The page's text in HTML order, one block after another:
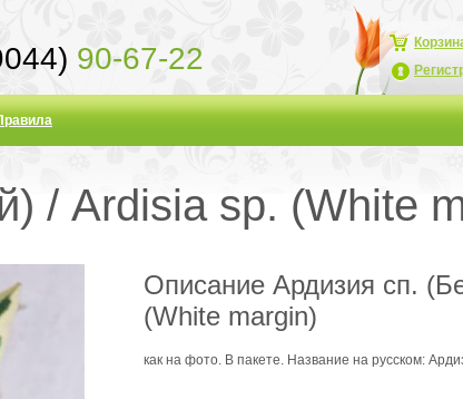
90-67-22
/ Ardisia sp. (White
Описание Ардизия сп.
(White margin)
как на фото. В пакете. Название на русском: